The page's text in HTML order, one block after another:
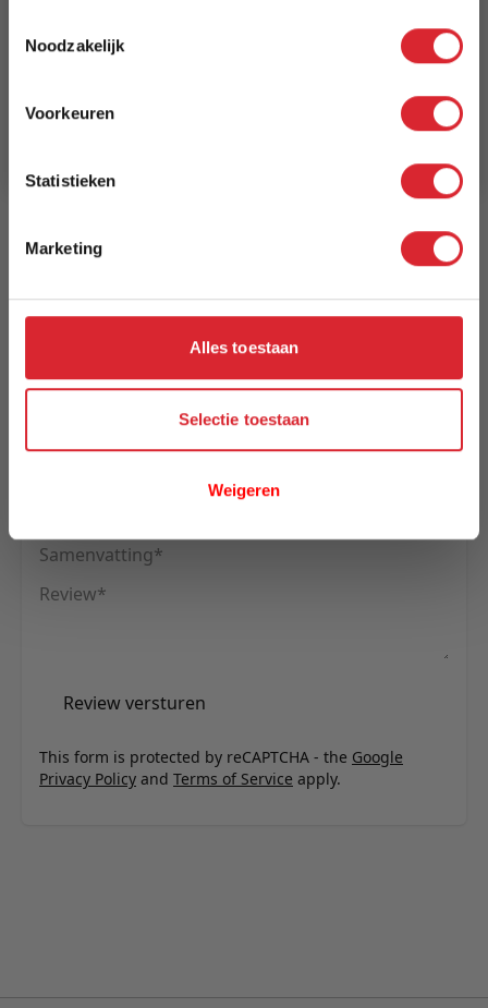
Noodzakelijk
Voorkeuren
Statistieken
Marketing
Alles toestaan
Selectie toestaan
Weigeren
Reviews
Schrijf uw eigen review
U plaatst een review over:Vloerkleed Spectrum 4656 - 240 x 300
Samenvatting
Review
Review versturen
This form is protected by reCAPTCHA - the Google
Privacy Policy and Terms of Service apply.
240 cm
Spectrum